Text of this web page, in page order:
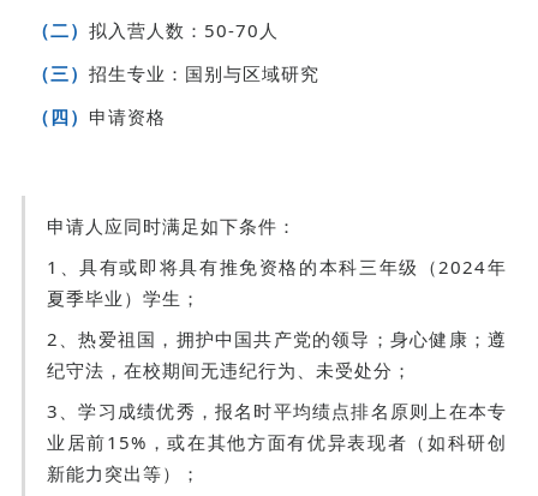
（二） 拟入营人数：50-70人
（三） 招生专业：国别与区域研究
（四） 申请资格
申请人应同时满足如下条件：
1、具有或即将具有推免资格的本科三年级（2024年
夏季毕业）学生；
2、热爱祖国，拥护中国共产党的领导；身心健康；遵
纪守法，在校期间无违纪行为、未受处分；
3、学习成绩优秀，报名时平均绩点排名原则上在本专
业居前15%，或在其他方面有优异表现者（如科研创
新能力突出等）；